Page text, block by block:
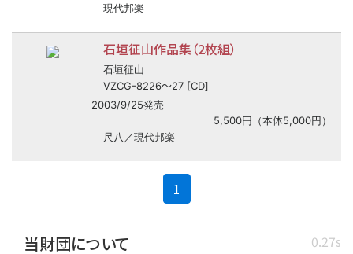
現代邦楽
石垣征山作品集（2枚組）
石垣征山
VZCG-8226〜27 [CD]
2003/9/25発売
5,500円（本体5,000円）
尺八／現代邦楽
1
0.27s
当財団について